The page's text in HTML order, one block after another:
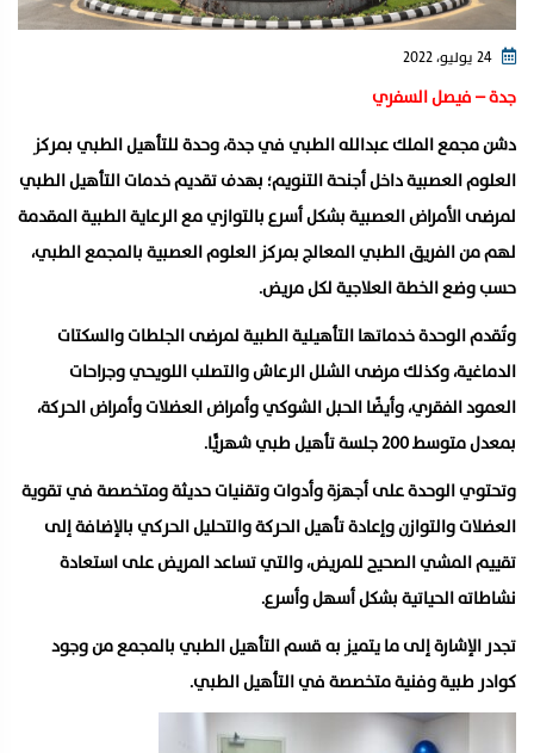
جدة – فيصل السفري
دشن مجمع الملك عبدالله الطبي في جدة، وحدة للتأهيل الطبي بمركز
العلوم العصبية داخل أجنحة التنويم؛ بهدف تقديم خدمات التأهيل الطبي
لمرضى الأمراض العصبية بشكل أسرع بالتوازي مع الرعاية الطبية المقدمة
لهم من الفريق الطبي المعالج بمركز العلوم العصبية بالمجمع الطبي،
حسب وضع الخطة العلاجية لكل مريض.
وتُقدم الوحدة خدماتها التأهيلية الطبية لمرضى الجلطات والسكتات
الدماغية، وكذلك مرضى الشلل الرعاش والتصلب اللويحي وجراحات
العمود الفقري، وأيضًا الحبل الشوكي وأمراض العضلات وأمراض الحركة،
بمعدل متوسط ٢٠٠ جلسة تأهيل طبي شهريًّا.
وتحتوي الوحدة على أجهزة وأدوات وتقنيات حديثة ومتخصصة في تقوية
العضلات والتوازن وإعادة تأهيل الحركة والتحليل الحركي بالإضافة إلى
تقييم المشي الصحيح للمريض، والتي تساعد المريض على استعادة
نشاطاته الحياتية بشكل أسهل وأسرع.
تجدر الإشارة إلى ما يتميز به قسم التأهيل الطبي بالمجمع من وجود
كوادر طبية وفنية متخصصة في التأهيل الطبي.